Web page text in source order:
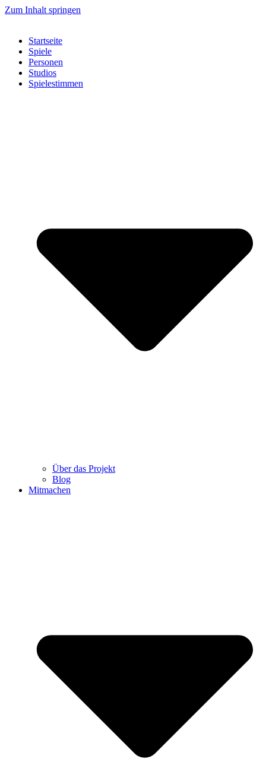
Zum Inhalt springen
Startseite
Spiele
Personen
Studios
Spielestimmen
Über das Projekt
Blog
Mitmachen